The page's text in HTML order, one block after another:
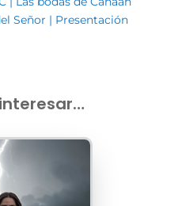
Señor | Presentación